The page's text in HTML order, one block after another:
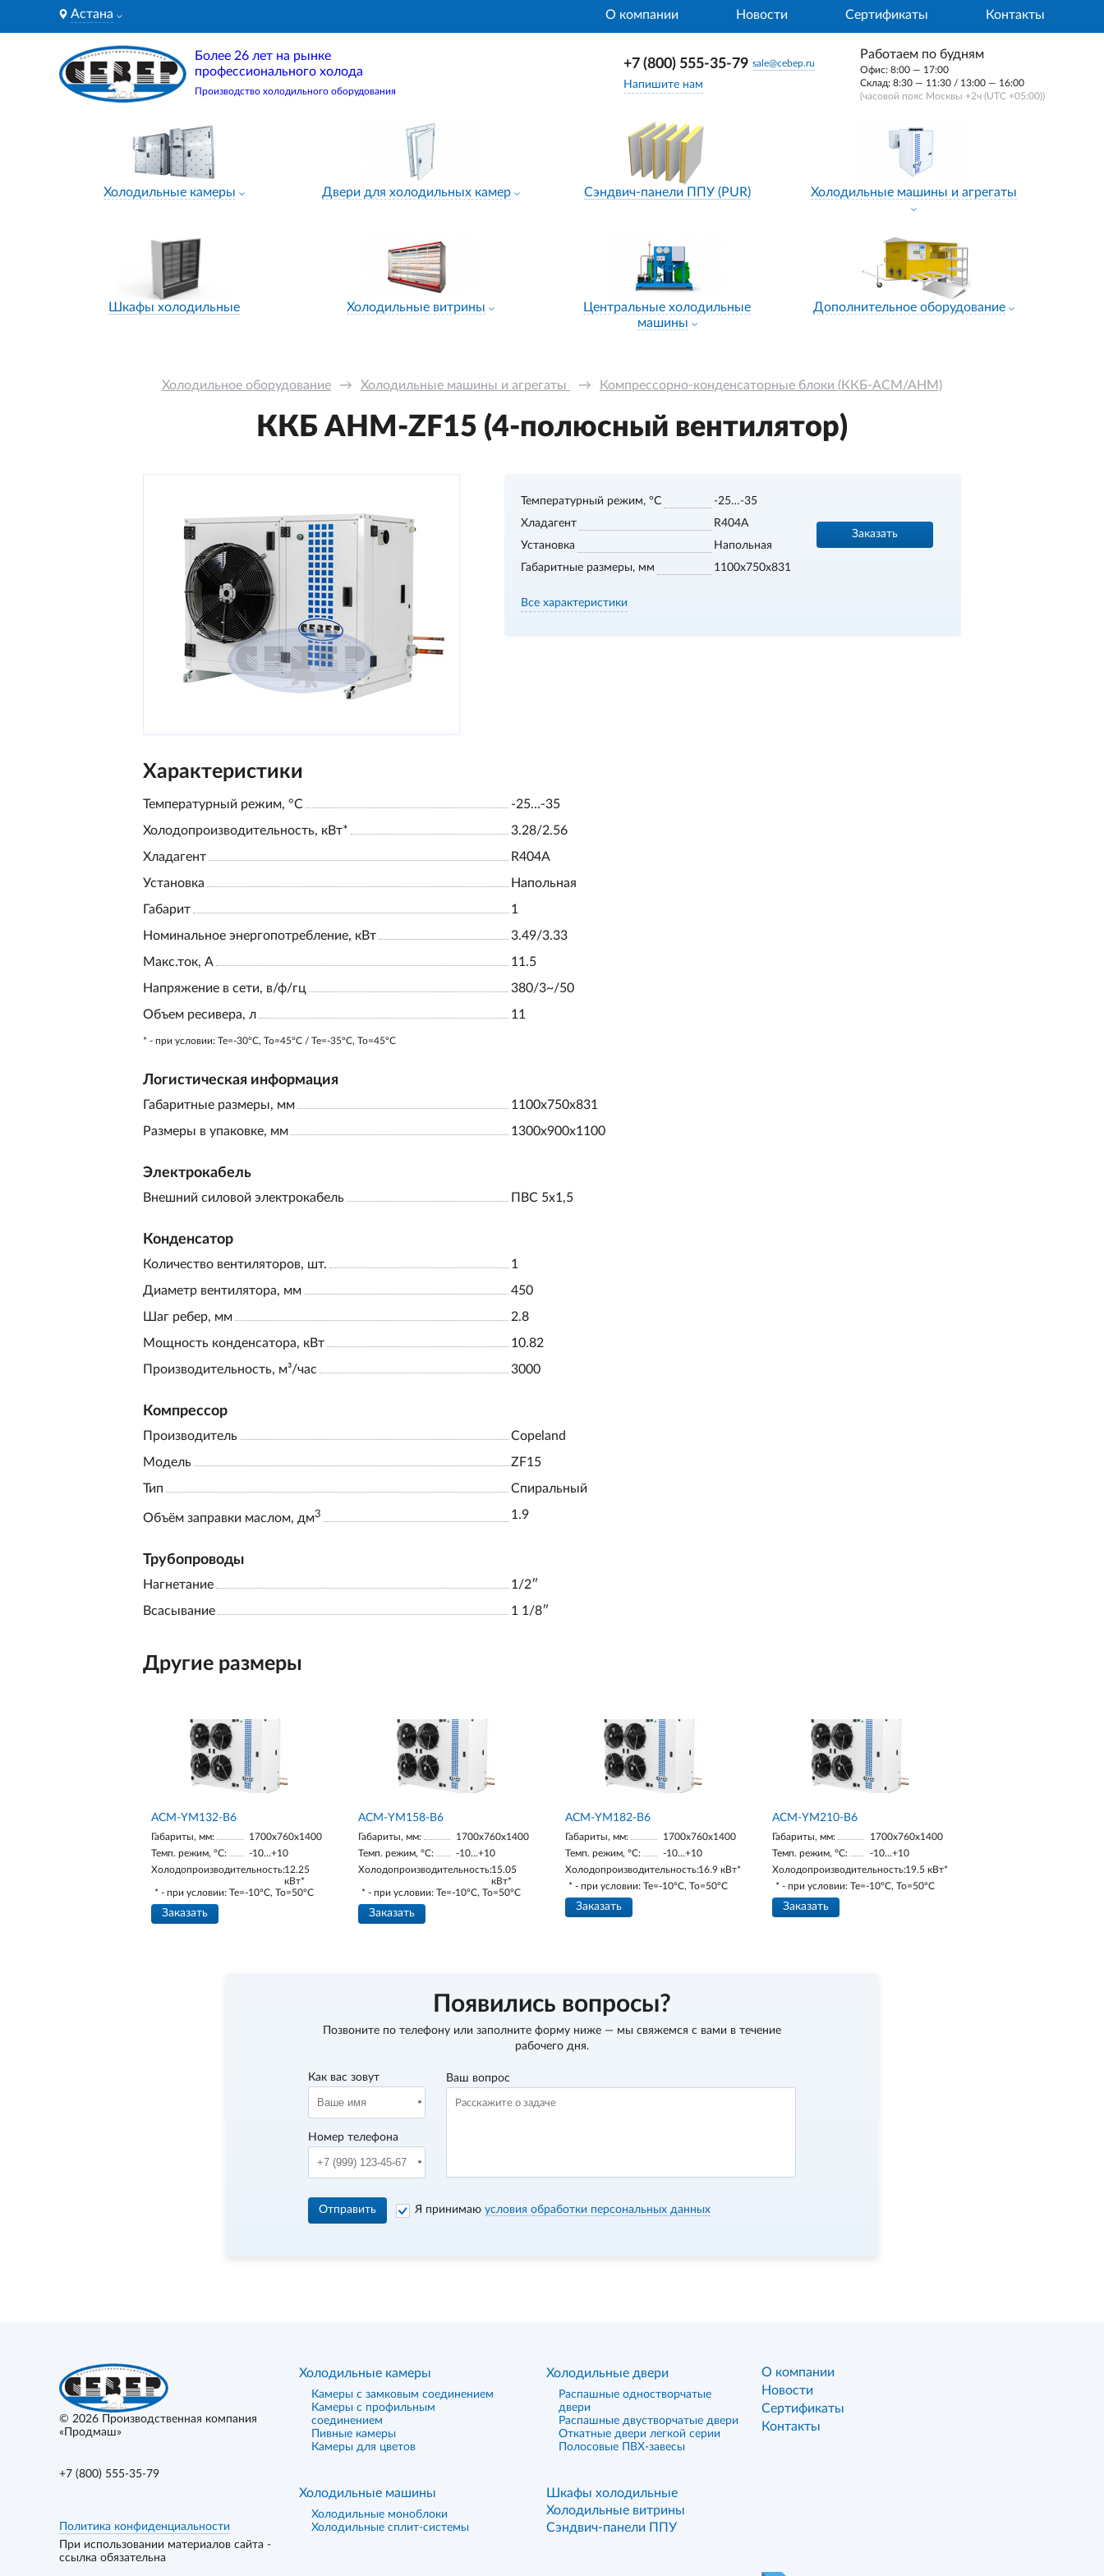
Астана О компании Новости Сертификаты Контакты
Более 26 лет на рынке
профессионального холода
Производство холодильного оборудования
+7 (800) 555-35-79 sale@cebep.ru
Напишите нам
Работаем по будням
Офис: 8:00 — 17:00
Склад: 8:30 — 11:30 / 13:00 — 16:00
(часовой пояс Москвы +2ч (UTC +05:00))
Холодильные камеры Двери для холодильных камер Сэндвич-панели ППУ (PUR) Холодильные машины и агрегаты
Шкафы холодильные Холодильные витрины
Центральные холодильные
машины
Дополнительное оборудование
Холодильное оборудование → Холодильные машины и агрегаты → Компрессорно-конденсаторные блоки (ККБ-АСМ/АНМ)
ККБ AНM-ZF15 (4-полюсный вентилятор)
Температурный режим, °С
-25…-35
Хладагент
R404A
Установка
Напольная
Габаритные размеры, мм
1100х750х831
Заказать
Все характеристики
Характеристики
Температурный режим, °С
-25…-35
Холодопроизводительность, кВт*
3.28/2.56
Хладагент
R404A
Установка
Напольная
Габарит
1
Номинальное энергопотребление, кВт
3.49/3.33
Макс.ток, А
11.5
Напряжение в сети, в/ф/гц
380/3~/50
Объем ресивера, л
11
* - при условии: Te=-30ºC, To=45ºC / Te=-35ºC, To=45ºC
Логистическая информация
Габаритные размеры, мм
1100х750х831
Размеры в упаковке, мм
1300х900х1100
Электрокабель
Внешний силовой электрокабель ПВС 5х1,5
Конденсатор
Количество вентиляторов, шт.
1
Диаметр вентилятора, мм
450
Шаг ребер, мм
2.8
Мощность конденсатора, кВт
10.82
Производительность, м³/час
3000
Компрессор
Производитель
Copeland
Модель
ZF15
Тип
Спиральный
Объём заправки маслом, дм3 1.9
Трубопроводы
Нагнетание
1/2ʺ
Всасывание
1 1/8ʺ
Другие размеры
АСМ-YM132-В6
Габариты, мм:
1700х760х1400
Темп. режим, °С:
-10…+10
Холодопроизводительность:12.25
кВт*
* - при условии: Te=-10ºC, To=50ºC
Заказать
АСМ-YM158-В6
Габариты, мм:
1700х760х1400
Темп. режим, °С:
-10…+10
Холодопроизводительность:15.05
кВт*
* - при условии: Te=-10ºC, To=50ºC
Заказать
АСМ-YM182-В6
Габариты, мм:
1700х760х1400
Темп. режим, °С:
-10…+10
Холодопроизводительность:16.9 кВт*
* - при условии: Te=-10ºC, To=50ºC
Заказать
АСМ-YM210-В6
Габариты, мм:
1700х760х1400
Темп. режим, °С:
-10…+10
Холодопроизводительность:19.5 кВт*
* - при условии: Te=-10ºC, To=50ºC
Заказать
Появились вопросы?
Позвоните по телефону или заполните форму ниже — мы свяжемся с вами в течение
рабочего дня.
Как вас зовут
Номер телефона
Ваш вопрос
Отправить Я принимаю условия обработки персональных данных
© 2026
Производственная компания
«Продмаш»
+7 (800) 555-35-79
Политика конфиденциальности
При использовании материалов сайта -
ссылка обязательна
Холодильные камеры
Камеры с замковым соединением
Камеры с профильным
соединением
Пивные камеры
Камеры для цветов
Холодильные двери
Распашные одностворчатые
двери
Распашные двустворчатые двери
Откатные двери легкой серии
Полосовые ПВХ-завесы
Холодильные машины
Холодильные моноблоки
Холодильные сплит-системы
Шкафы холодильные
Холодильные витрины
Сэндвич-панели ППУ
О компании
Новости
Сертификаты
Контакты